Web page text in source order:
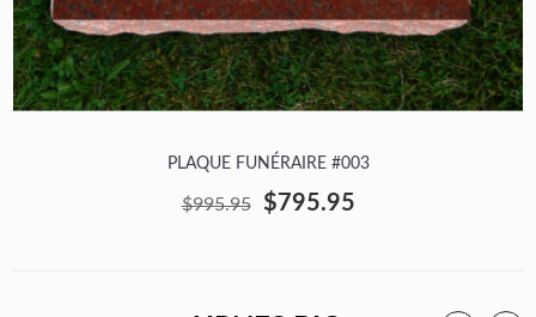
PLAQUE FUNÉRAIRE #003
$995.95 $795.95